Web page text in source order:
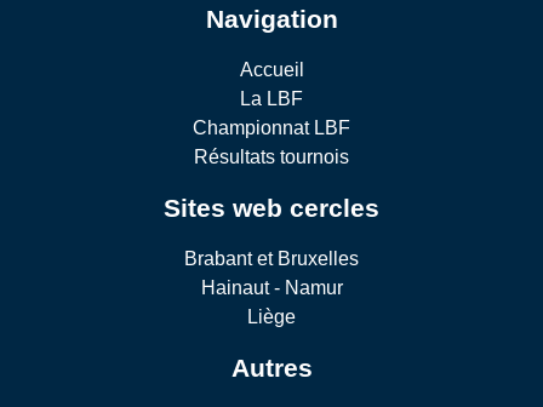
Navigation
Accueil
La LBF
Championnat LBF
Résultats tournois
Sites web cercles
Brabant et Bruxelles
Hainaut - Namur
Liège
Autres